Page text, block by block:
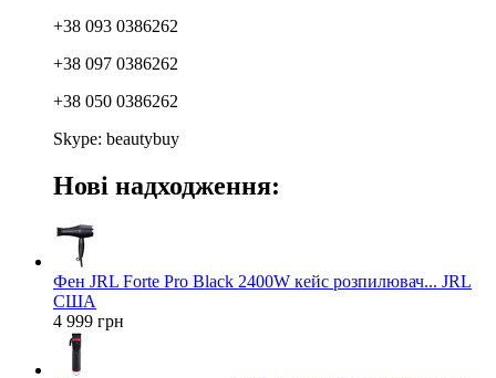
+38 093 0386262
+38 097 0386262
+38 050 0386262
Skype: beautybuy
Нові надходження:
Фен JRL Forte Pro Black 2400W кейс розпилювач... JRL
США
4 999 грн